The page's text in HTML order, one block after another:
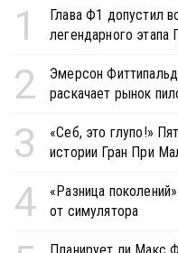
1
Глава Ф1 допустил
легендарного этапа
2
Эмерсон
раскачает рынок
3
«Себ, это глупо!»
истории Гран При
4
«Разница
от симулятора
Планирует ли Макс